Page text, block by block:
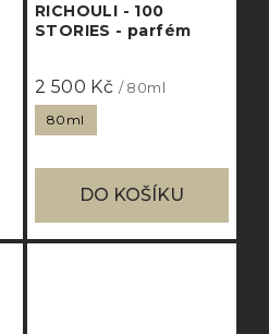
RICHOULI - 100
STORIES - parfém
2 500 Kč / 80ml
80ml
DO KOŠÍKU